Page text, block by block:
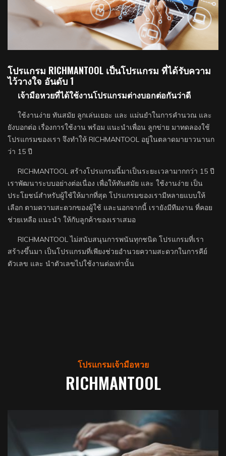
โปรแกรม RICHMANTOOL เป็นโปรแกรม ที่ได้รับความ
ไว้วางใจ อันดับ 1
เจ้ามือหวยที่ได้ใช้งานโปรแกรมต่างบอกต่อกันว่าดี
ใช้งานง่าย ทันสมัย ลูกเล่นเยอะ และ แม่นยำในการคำนวณ และ
ยังบอกต่อ เรื่องการใช้งาน พร้อม แนะนำเพื่อน ลูกข่าย มาทดลองใช้
โปรแกรมของเรา จึงทำให้ RICHMANTOOL อยู่ในตลาดมายาวนานก
ว่า 15 ปี
RICHMANTOOL สร้างโปรแกรมนี้มาเป็นระยะเวลามากกว่า 15 ปี
เราพัฒนาระบบอย่างต่อเนื่อง เพื่อให้ทันสมัย และ ใช้งานง่าย เป็น
ประโยชน์สำหรับผู้ใช้ให้มากที่สุด โปรแกรมของเรามีหลายแบบให้
เลือก ตามความสะดวกของผู้ใช้ และนอกจากนี้ เรายังมีทีมงาน ที่คอย
ช่วยเหลือ แนะนำ ให้กับลูกค้าของเราเสมอ
RICHMANTOOL ไม่สนับสนุนการพนันทุกชนิด โปรแกรมที่เรา
สร้างขึ้นมา เป็นโปรแกรมที่เพียงช่วยอำนวยความสะดวกในการคีย์
ตัวเลข และ นำตัวเลขไปใช้งานต่อเท่านั้น
โปรแกรมเจ้ามือหวย
RICHMANTOOL